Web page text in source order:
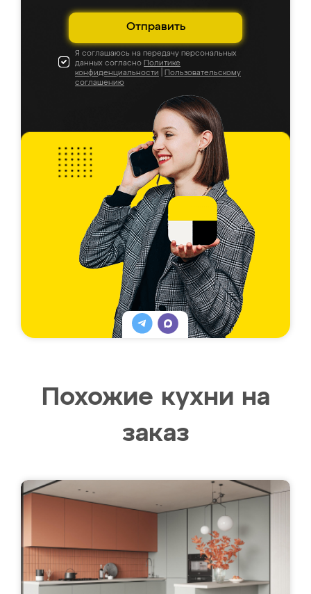
Отправить
Я соглашаюсь на передачу персональных
данных согласно Политике
конфиденциальности
Пользовательскому
соглашению
Похожие кухни на
заказ